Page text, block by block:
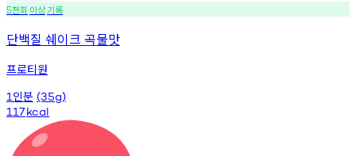
5천회 이상기록
단백질 쉐이크 곡물맛
프로티원
1 인분 (35g)
117kcal